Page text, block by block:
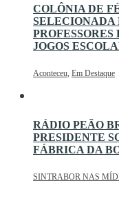
COLÔNIA DE
SELECIONADA
JOGOS
Aconteceu, Em Destaque
RÁDIO PEÃO
PRESIDENTE
FÁBRICA DA
SINTRABOR NAS